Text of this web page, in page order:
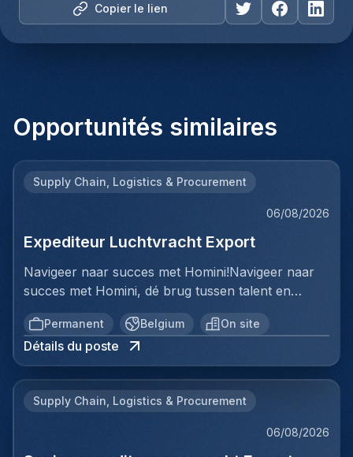
Copier le lien
Opportunités similaires
Supply Chain, Logistics & Procurement
06/08/2026
Expediteur Luchtvracht Export
Navigeer naar succes met Homini!Navigeer naar
succes met Homini, dé brug tussen talent en
uitmuntende opportuniteiten binnen de
arbeidsmarkt. Als voorloper in wervingsdiensten,
matchen we toptalent met topbedrijven in diverse
sectoren. Met onze expertise en toewijding streven
plaatsingen. Bij Homini staat elk individu centraal;
ons team Logistiek & Distributie zoeken we een
Permanent Belgium On site
Détails du poste
Supply Chain, Logistics & Procurement
06/08/2026